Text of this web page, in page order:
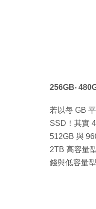
256GB‧
若以每 GB
SSD！其實
512GB 與
2TB 高容量
錢與低容量